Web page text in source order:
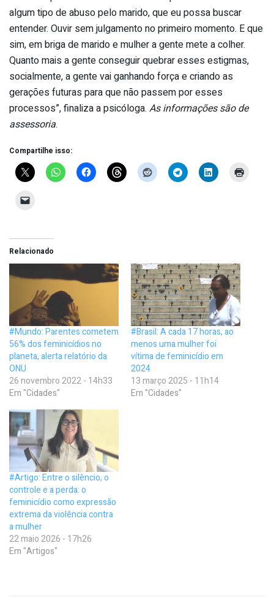
algum tipo de abuso pelo marido, que eu possa buscar
entender. Ouvir sem julgamento no primeiro momento. E que
sim, em briga de marido e mulher a gente mete a colher.
Quanto mais a gente conseguir quebrar esses estigmas,
socialmente, a gente vai ganhando força e criando as
gerações futuras para que não passem por esses
processos”, finaliza a psicóloga. As informações são de
assessoria.
Compartilhe isso:
Relacionado
#Mundo: Parentes cometem
56% dos feminicídios no
planeta, alerta relatório da
ONU
26 novembro 2022 - 14h33
Em "Cidades"
#Brasil: A cada 17 horas, ao
menos uma mulher foi
vítima de feminicídio em
2024
13 março 2025 - 11h14
Em "Cidades"
#Artigo: Entre o silêncio, o
controle e a perda: o
feminicídio como expressão
extrema da violência contra
a mulher
22 maio 2026 - 17h26
Em "Artigos"